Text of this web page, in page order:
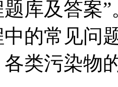
库及答案
的常见问
类污染物